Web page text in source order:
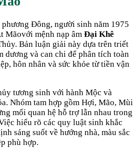
Đông, người sinh năm 1975
Mãovới mệnh nạp âm Đại Khê
. Bản luận giải này dựa trên triết
dương và can chi để phân tích toàn
hôn nhân và sức khỏe từ tiền vận
tương sinh với hành Mộc và
. Nhóm tam hợp gồm Hợi, Mão, Mùi
mối quan hệ hỗ trợ lẫn nhau trong
hiểu rõ các quy luật sinh khắc
sáng suốt về hướng nhà, màu sắc
phù hợp.